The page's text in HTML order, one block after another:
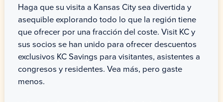
Haga que su visita a Kansas City sea divertida y
asequible explorando todo lo que la región tiene
que ofrecer por una fracción del coste. Visit KC y
sus socios se han unido para ofrecer descuentos
exclusivos KC Savings para visitantes, asistentes a
congresos y residentes. Vea más, pero gaste
menos.